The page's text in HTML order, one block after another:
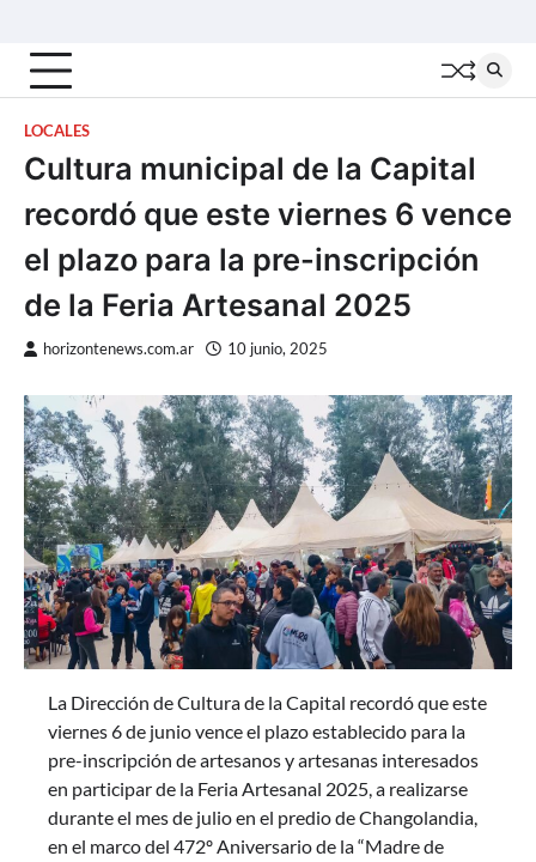
content
LOCALES
Cultura municipal de la Capital
recordó que este viernes 6 vence
el plazo para la pre-inscripción
de la Feria Artesanal 2025
horizontenews.com.ar 10 junio, 2025
La Dirección de Cultura de la Capital recordó que este
viernes 6 de junio vence el plazo establecido para la
pre-inscripción de artesanos y artesanas interesados
en participar de la Feria Artesanal 2025, a realizarse
durante el mes de julio en el predio de Changolandia,
en el marco del 472º Aniversario de la “Madre de